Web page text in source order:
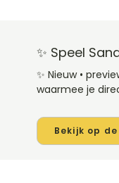
✨ Speel
✨ Nieuw •
waarmee je
Bekijk op